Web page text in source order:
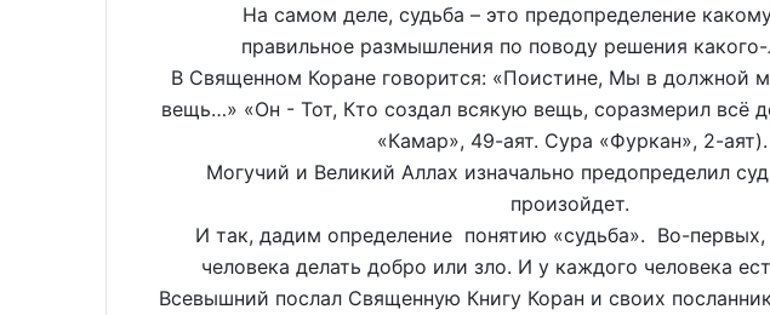
На самом деле, судьба – это предопределение
правильное размышления по поводу решения
В Священном Коране говорится: «Поистине, Мы в должной
вещь…» «Он - Тот, Кто создал всякую вещь, соразмерил всё
«Камар», 49-аят. Сура «Фуркан», 2-аят).
Могучий и Великий Аллах изначально предопределил
произойдет.
И так, дадим определение понятию «судьба». Во-первых,
человека делать добро или зло. И у каждого человека
Всевышний послал Священную Книгу Коран и своих